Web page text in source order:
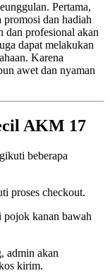
Pertama,
dan hadiah
dan profesional akan
dapat melakukan
Karena
awet dan nyaman
AKM 17
beberapa
proses checkout.
kanan bawah
admin akan
kirim.